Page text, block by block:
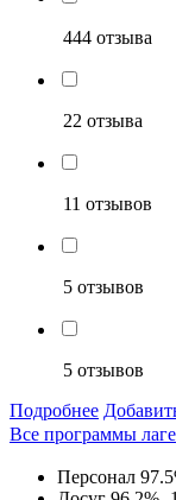
444 отзыва
22 отзыва
11 отзывов
5 отзывов
5 отзывов
Подробнее
Все программы
Персонал